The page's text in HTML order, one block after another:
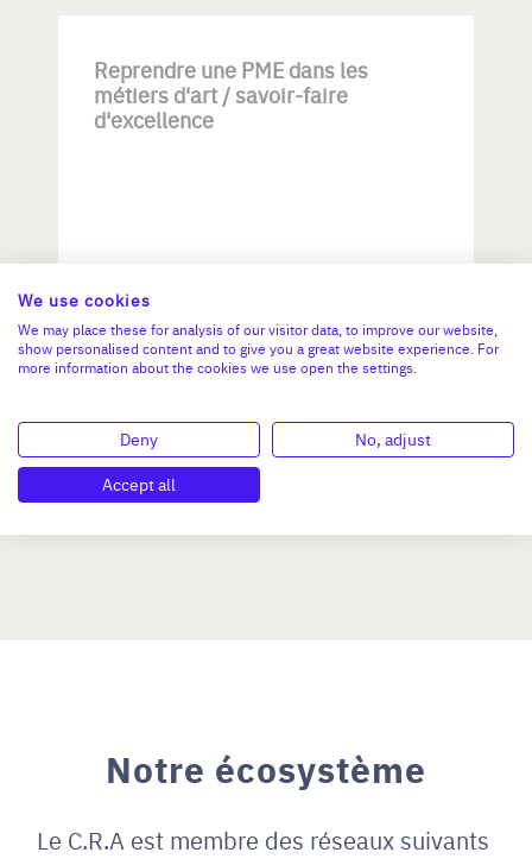
Reprendre une PME dans les
métiers d'art / savoir-faire
d'excellence
Investissement max:
>2 M€ et <= 5 M€
Notre écosystème
Le C.R.A est membre des réseaux suivants
We use cookies
We may place these for analysis of our visitor data, to improve our website,
show personalised content and to give you a great website experience. For
more information about the cookies we use open the settings.
Deny
No, adjust
Accept all